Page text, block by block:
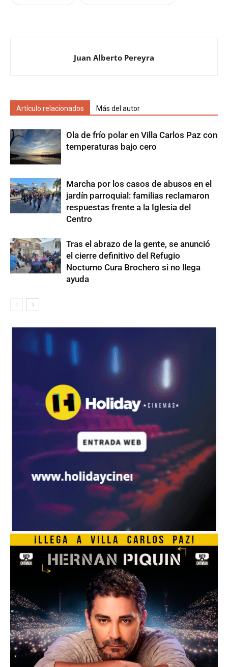
Juan Alberto Pereyra
Artículo relacionados Más del autor
Ola de frío polar en Villa Carlos Paz con
temperaturas bajo cero
Marcha por los casos de abusos en el
jardín parroquial: familias reclamaron
respuestas frente a la Iglesia del
Centro
Tras el abrazo de la gente, se anunció
el cierre definitivo del Refugio
Nocturno Cura Brochero si no llega
ayuda